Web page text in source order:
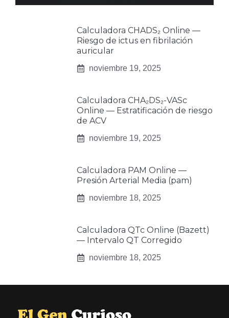
Calculadora CHADS₂ Online —
Riesgo de ictus en fibrilación
auricular
noviembre 19, 2025
Calculadora CHA₂DS₂-VASc
Online — Estratificación de riesgo
de ACV
noviembre 19, 2025
Calculadora PAM Online —
Presión Arterial Media (pam)
noviembre 18, 2025
Calculadora QTc Online (Bazett)
— Intervalo QT Corregido
noviembre 18, 2025